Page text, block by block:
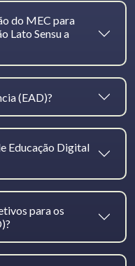
do MEC para
Lato Sensu a
(EAD)?
Educação Digital
para os